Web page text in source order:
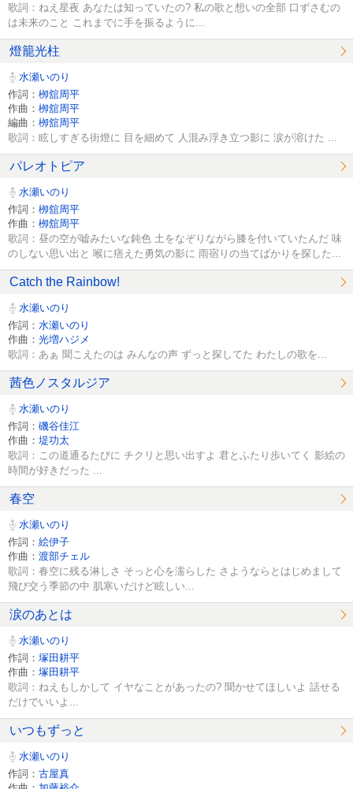
歌詞：ねえ星夜 あなたは知っていたの? 私の歌と想いの全部 口ずさむの
は未来のこと これまでに手を振るように...
燈籠光柱
水瀬いのり
作詞： 栁舘周平
作曲： 栁舘周平
編曲： 栁舘周平
歌詞：眩しすぎる街燈に 目を細めて 人混み浮き立つ影に 涙が溶けた ...
パレオトピア
水瀬いのり
作詞： 栁舘周平
作曲： 栁舘周平
歌詞：昼の空が嘘みたいな鈍色 土をなぞりながら膝を付いていたんだ 味
のしない思い出と 喉に痞えた勇気の影に 雨宿りの当てばかりを探した...
Catch the Rainbow!
水瀬いのり
作詞： 水瀬いのり
作曲： 光増ハジメ
歌詞：あぁ 聞こえたのは みんなの声 ずっと探してた わたしの歌を...
茜色ノスタルジア
水瀬いのり
作詞： 磯谷佳江
作曲： 堤功太
歌詞：この道通るたびに チクリと思い出すよ 君とふたり歩いてく 影絵の
時間が好きだった ...
春空
水瀬いのり
作詞： 絵伊子
作曲： 渡部チェル
歌詞：春空に残る淋しさ そっと心を濡らした さようならとはじめまして
飛び交う季節の中 肌寒いだけど眩しい...
涙のあとは
水瀬いのり
作詞： 塚田耕平
作曲： 塚田耕平
歌詞：ねえもしかして イヤなことがあったの? 聞かせてほしいよ 話せる
だけでいいよ...
いつもずっと
水瀬いのり
作詞： 古屋真